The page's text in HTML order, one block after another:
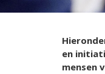
en
mensen